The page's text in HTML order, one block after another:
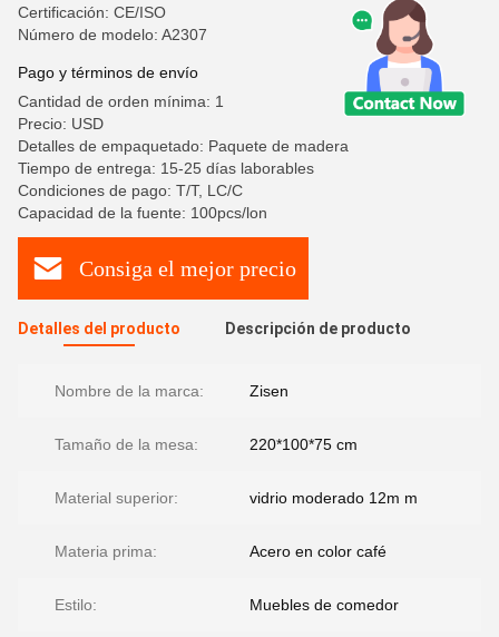
Certificación: CE/ISO
Número de modelo: A2307
Pago y términos de envío
Cantidad de orden mínima: 1
Precio: USD
Detalles de empaquetado: Paquete de madera
Tiempo de entrega: 15-25 días laborables
Condiciones de pago: T/T, LC/C
Capacidad de la fuente: 100pcs/lon
Consiga el mejor precio
Detalles del producto Descripción de producto
Nombre de la marca: Zisen
Tamaño de la mesa: 220*100*75 cm
Material superior: vidrio moderado 12m m
Materia prima: Acero en color café
Estilo: Muebles de comedor